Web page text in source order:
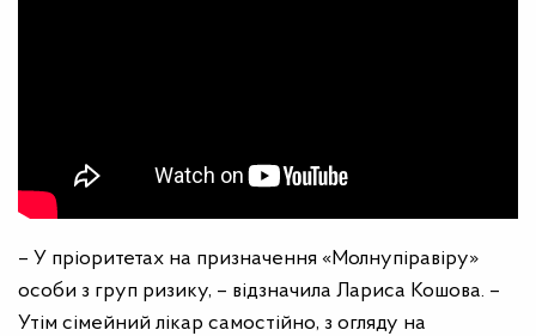
– У пріоритетах на призначення «Молнупіравіру»
особи з груп ризику, – відзначила Лариса Кошова. –
Утім сімейний лікар самостійно, з огляду на